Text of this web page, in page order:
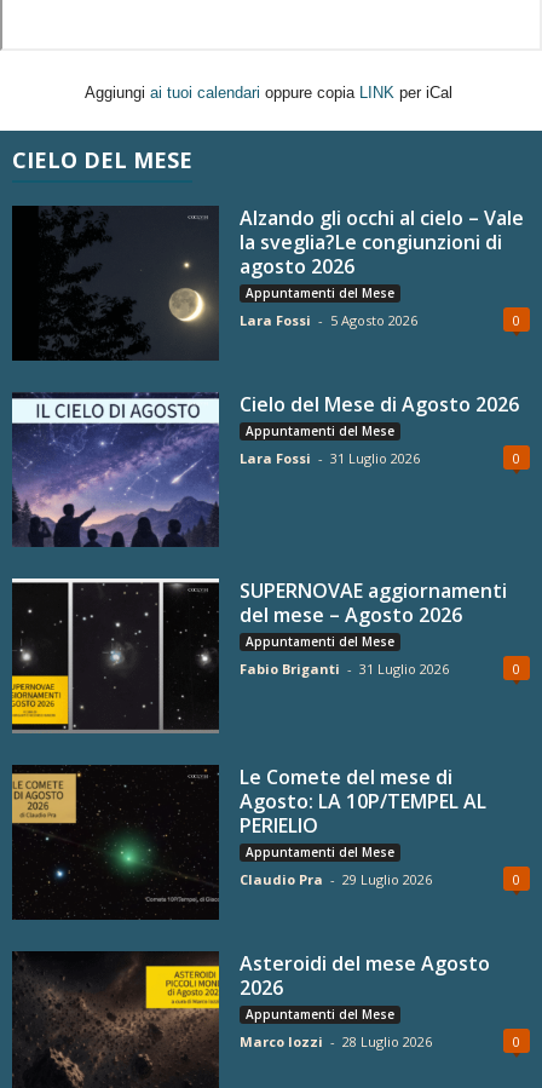
Aggiungi ai tuoi calendari oppure copia LINK per iCal
CIELO DEL MESE
Alzando gli occhi al cielo – Vale
la sveglia?Le congiunzioni di
agosto 2026
Appuntamenti del Mese
Lara Fossi - 5 Agosto 2026 0
Cielo del Mese di Agosto 2026
Appuntamenti del Mese
Lara Fossi - 31 Luglio 2026 0
SUPERNOVAE aggiornamenti
del mese – Agosto 2026
Appuntamenti del Mese
Fabio Briganti - 31 Luglio 2026 0
Le Comete del mese di
Agosto: LA 10P/TEMPEL AL
PERIELIO
Appuntamenti del Mese
Claudio Pra - 29 Luglio 2026 0
Asteroidi del mese Agosto
2026
Appuntamenti del Mese
Marco Iozzi - 28 Luglio 2026 0